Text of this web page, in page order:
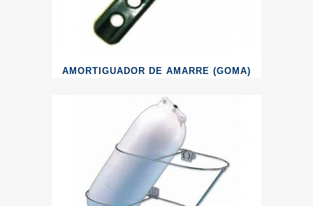
AMORTIGUADOR DE AMARRE (GOMA)